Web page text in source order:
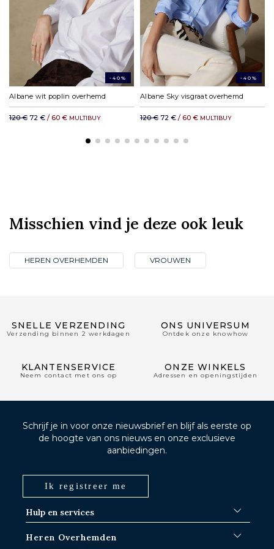
DHL rest van de wereld: vanaf € 35,11
-40%
Albane wit poplin overhemd
120 € 72 € / 60 € MULTIBUY
-40%
Albane Sky visgraat overhemd
120 € 72 € / 60 € MULTIBUY
Misschien vind je deze ook leuk
HEREN OVERHEMDEN VROUWEN
SNELLE VERZENDING
Verzending binnen 2 werkdagen
ONS UNIVERSUM
Ontdek onze knowhow
KLANTENSERVICE
Neem contact met ons op
ONZE WINKELS
Adressen en openingstijden
Hulp en services
Verzendprocedures
Heren Overhemden
Schrijf je in voor onze nieuwsbrief en blijf als eerste op
de hoogte van ons nieuws en onze exclusieve
aanbiedingen.
Ik registreer me